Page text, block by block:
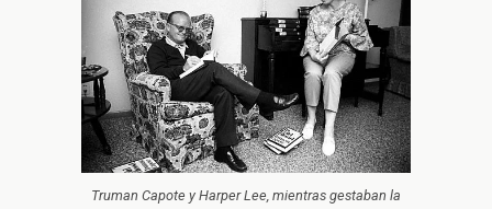
Truman Capote y Harper Lee, mientras gestaban la